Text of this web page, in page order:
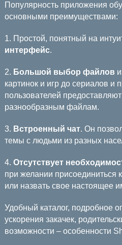
Популярность приложения
основными преимуществами:
1. Простой, понятный на
интерфейс.
2. Большой выбор файлов
картинок и игр до сериалов и
пользователей
разнообразным файлам.
3. Встроенный чат. Он
темы с людьми из разных
4. Отсутствует
при желании присоединиться
или назвать свое настоящее
Удобный каталог, подробное
ускорения закачек,
возможности – особенности